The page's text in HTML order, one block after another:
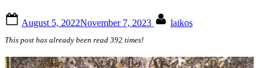
on
August 5, 2022November 7, 2023 laikos
This post has already been read 392 times!